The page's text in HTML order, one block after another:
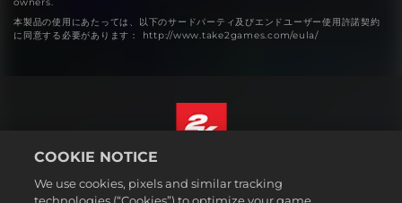
本製品の使用にあたっては、以下のサードパーティ及びエンドユーザー使用許諾契約
に同意する必要があります： http://www.take2games.com/eula/
法務表記
日本語
COOKIE NOTICE
We use cookies, pixels and similar tracking